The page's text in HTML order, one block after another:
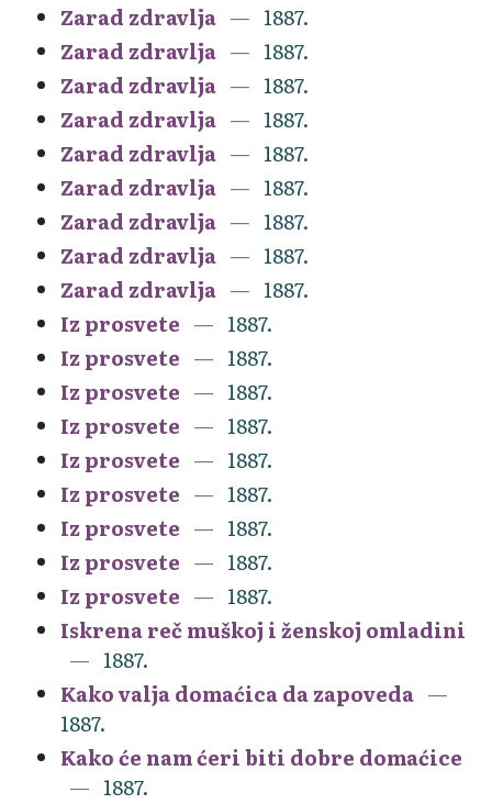
Zarad zdravlja
1887.
Zarad zdravlja
1887.
Zarad zdravlja
1887.
Zarad zdravlja
1887.
Zarad zdravlja
1887.
Zarad zdravlja
1887.
Zarad zdravlja
1887.
Zarad zdravlja
1887.
Zarad zdravlja
1887.
Iz prosvete
1887.
Iz prosvete
1887.
Iz prosvete
1887.
Iz prosvete
1887.
Iz prosvete
1887.
Iz prosvete
1887.
Iz prosvete
1887.
Iz prosvete
1887.
Iz prosvete
1887.
Iskrena reč muškoj i ženskoj omladini
1887.
Kako valja domaćica da zapoveda
1887.
Kako će nam ćeri biti dobre domaćice
1887.